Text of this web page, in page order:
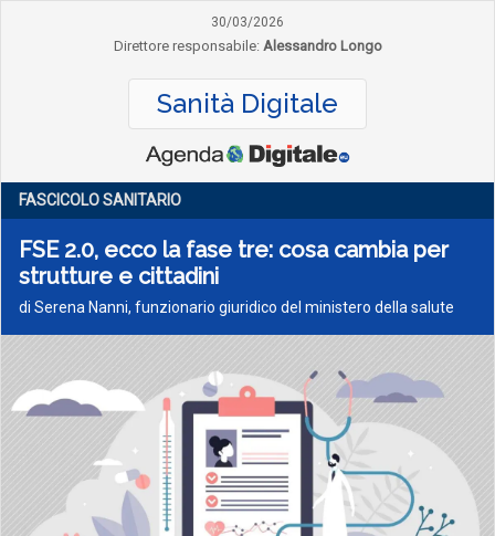
30/03/2026
Direttore responsabile: Alessandro Longo
Sanità Digitale
FASCICOLO SANITARIO
FSE 2.0, ecco la fase tre: cosa cambia per
strutture e cittadini
di Serena Nanni, funzionario giuridico del ministero della salute